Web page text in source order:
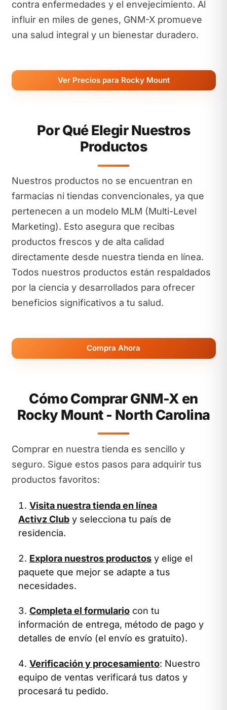
contra enfermedades y el envejecimiento. Al
influir en miles de genes, GNM-X promueve
una salud integral y un bienestar duradero.
Ver Precios para Rocky Mount
Por Qué Elegir Nuestros
Productos
Nuestros productos no se encuentran en
farmacias ni tiendas convencionales, ya que
pertenecen a un modelo MLM (Multi-Level
Marketing). Esto asegura que recibas
productos frescos y de alta calidad
directamente desde nuestra tienda en línea.
Todos nuestros productos están respaldados
por la ciencia y desarrollados para ofrecer
beneficios significativos a tu salud.
Compra Ahora
Cómo Comprar GNM-X en
Rocky Mount - North Carolina
Comprar en nuestra tienda es sencillo y
seguro. Sigue estos pasos para adquirir tus
productos favoritos:
Visita nuestra tienda en línea
Activz Club y selecciona tu país de
residencia.
Explora nuestros productos y elige el
paquete que mejor se adapte a tus
necesidades.
Completa el formulario con tu
información de entrega, método de pago y
detalles de envío (el envío es gratuito).
Verificación y procesamiento: Nuestro
equipo de ventas verificará tus datos y
procesará tu pedido.